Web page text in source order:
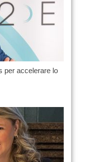
per accelerare lo